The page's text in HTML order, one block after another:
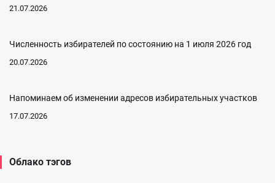
21.07.2026
Численность избирателей по состоянию на 1 июля 2026 год
20.07.2026
Напоминаем об изменении адресов избирательных участков
17.07.2026
Облако тэгов